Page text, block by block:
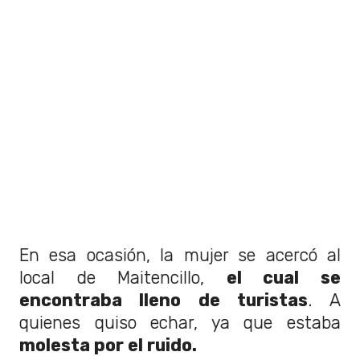
En esa ocasión, la mujer se acercó al
local de Maitencillo, el cual se
encontraba lleno de turistas. A
quienes quiso echar, ya que estaba
molesta por el ruido.